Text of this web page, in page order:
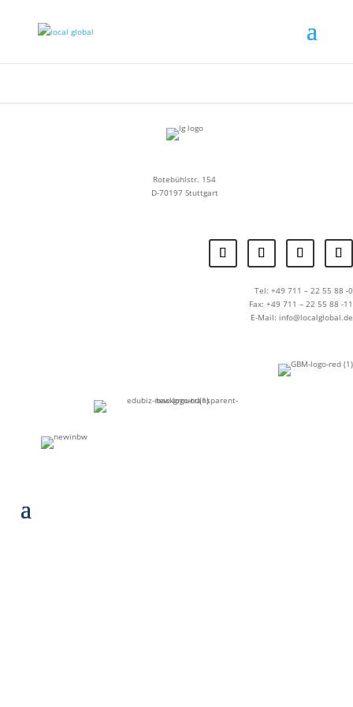
Rotebühlstr. 154
D-70197 Stuttgart
Tel: +49 711 – 22 55 88 -0
Fax: +49 711 – 22 55 88 -11
E-Mail: info@localglobal.de